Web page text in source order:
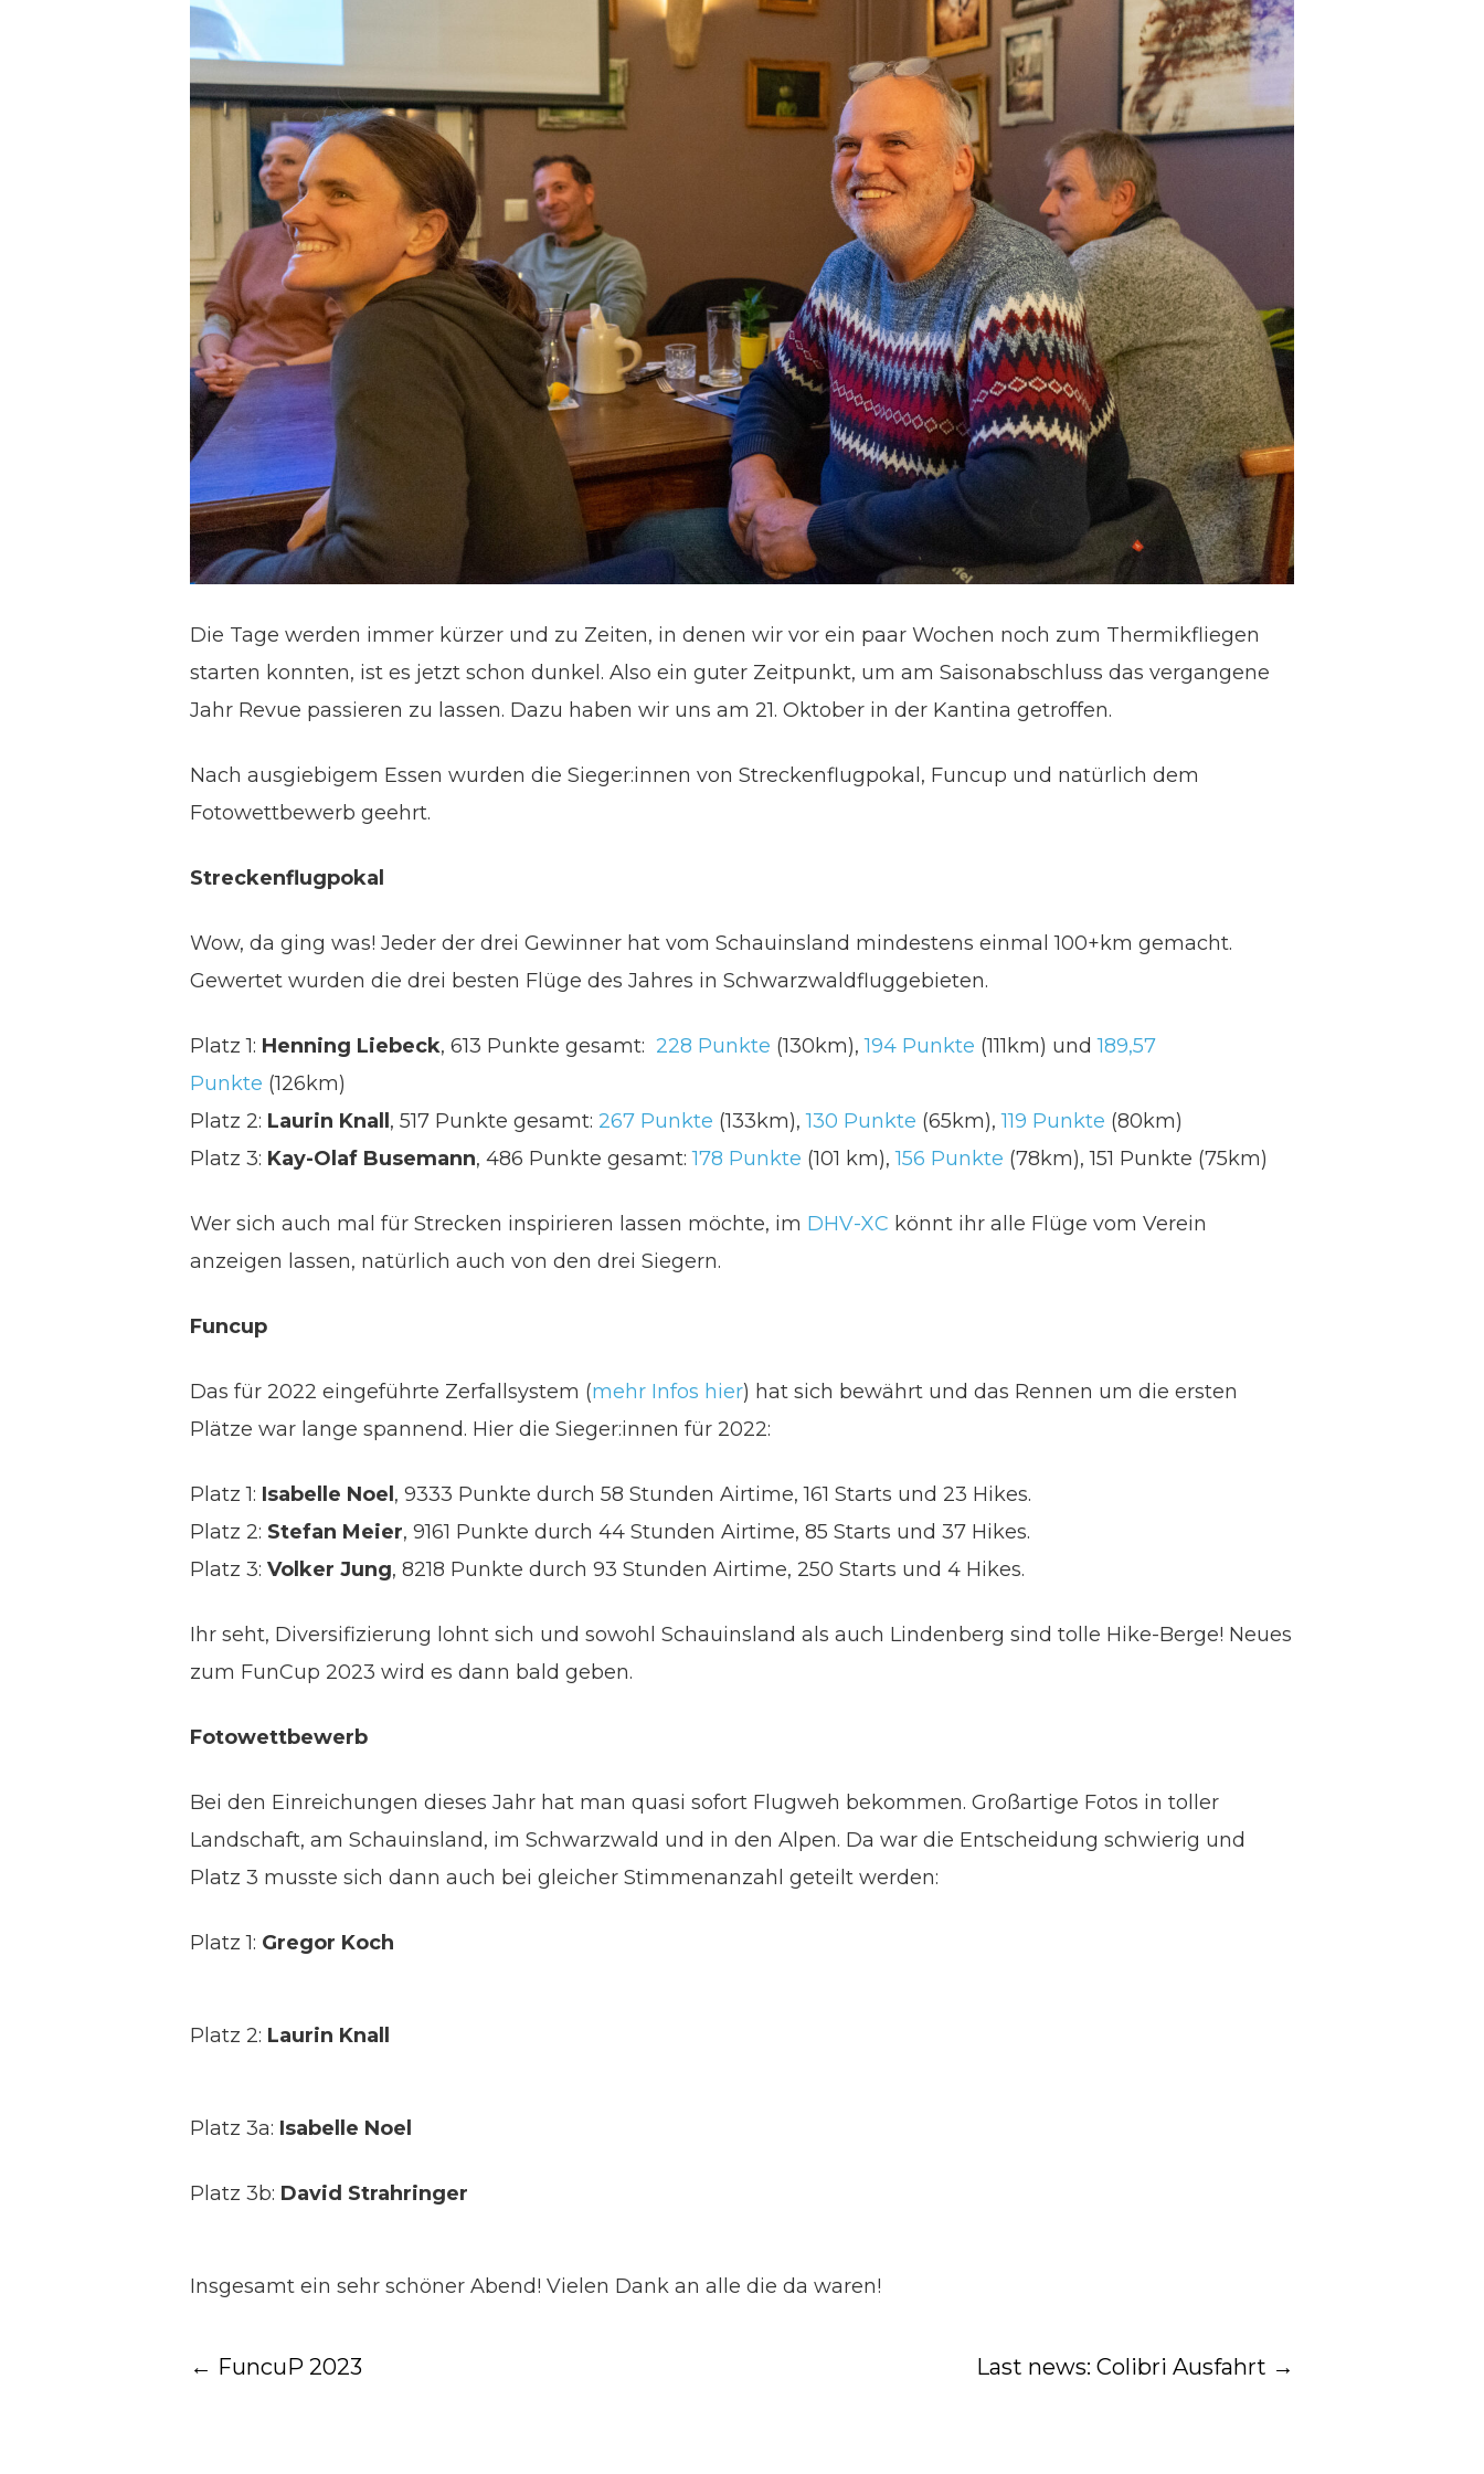
Die Tage werden immer kürzer und zu Zeiten, in denen wir vor ein paar Wochen noch zum Thermikfliegen
starten konnten, ist es jetzt schon dunkel. Also ein guter Zeitpunkt, um am Saisonabschluss das vergangene
Jahr Revue passieren zu lassen. Dazu haben wir uns am 21. Oktober in der Kantina getroffen.
Nach ausgiebigem Essen wurden die Sieger:innen von Streckenflugpokal, Funcup und natürlich dem
Fotowettbewerb geehrt.
Streckenflugpokal
Wow, da ging was! Jeder der drei Gewinner hat vom Schauinsland mindestens einmal 100+km gemacht.
Gewertet wurden die drei besten Flüge des Jahres in Schwarzwaldfluggebieten.
Platz 1: Henning Liebeck, 613 Punkte gesamt: 228 Punkte (130km),194 Punkte (111km) und189,57
Punkte (126km)
Platz 2: Laurin Knall, 517 Punkte gesamt: 267 Punkte (133km),130 Punkte (65km),119 Punkte (80km)
Platz 3: Kay-Olaf Busemann, 486 Punkte gesamt:178 Punkte (101 km),156 Punkte (78km), 151 Punkte (75km)
Wer sich auch mal für Strecken inspirieren lassen möchte, im DHV-XC könnt ihr alle Flüge vom Verein
anzeigen lassen, natürlich auch von den drei Siegern.
Funcup
Das für 2022 eingeführte Zerfallsystem (mehr Infos hier) hat sich bewährt und das Rennen um die ersten
Plätze war lange spannend. Hier die Sieger:innen für 2022:
Platz 1: Isabelle Noel, 9333 Punkte durch 58 Stunden Airtime, 161 Starts und 23 Hikes.
Platz 2: Stefan Meier, 9161 Punkte durch 44 Stunden Airtime, 85 Starts und 37 Hikes.
Platz 3: Volker Jung, 8218 Punkte durch 93 Stunden Airtime, 250 Starts und 4 Hikes.
Ihr seht, Diversifizierung lohnt sich und sowohl Schauinsland als auch Lindenberg sind tolle Hike-Berge! Neues
zum FunCup 2023 wird es dann bald geben.
Fotowettbewerb
Bei den Einreichungen dieses Jahr hat man quasi sofort Flugweh bekommen. Großartige Fotos in toller
Landschaft, am Schauinsland, im Schwarzwald und in den Alpen. Da war die Entscheidung schwierig und
Platz 3 musste sich dann auch bei gleicher Stimmenanzahl geteilt werden:
Platz 1: Gregor Koch
Platz 2: Laurin Knall
Platz 3a: Isabelle Noel
Platz 3b: David Strahringer
Insgesamt ein sehr schöner Abend! Vielen Dank an alle die da waren!
Post
← FuncuP 2023 Last news: Colibri Ausfahrt →